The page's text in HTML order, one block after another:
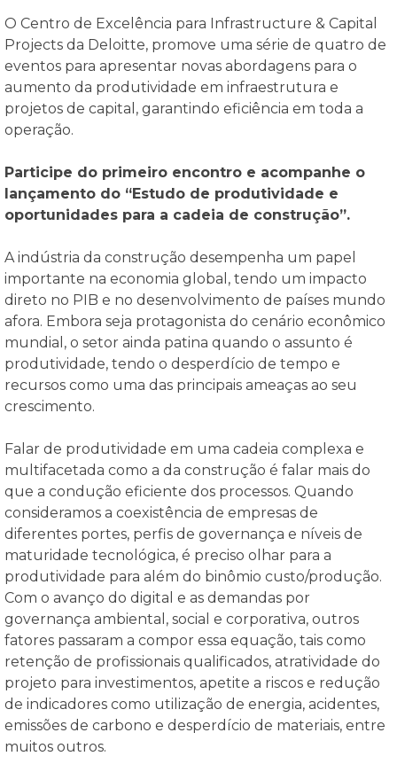
O Centro de Excelência para Infrastructure & Capital
Projects da Deloitte, promove uma série de quatro de
eventos para apresentar novas abordagens para o
aumento da produtividade em infraestrutura e
projetos de capital, garantindo eficiência em toda a
operação.
Participe do primeiro encontro e acompanhe o
lançamento do “Estudo de produtividade e
oportunidades para a cadeia de construção”.
A indústria da construção desempenha um papel
importante na economia global, tendo um impacto
direto no PIB e no desenvolvimento de países mundo
afora. Embora seja protagonista do cenário econômico
mundial, o setor ainda patina quando o assunto é
produtividade, tendo o desperdício de tempo e
recursos como uma das principais ameaças ao seu
crescimento.
Falar de produtividade em uma cadeia complexa e
multifacetada como a da construção é falar mais do
que a condução eficiente dos processos. Quando
consideramos a coexistência de empresas de
diferentes portes, perfis de governança e níveis de
maturidade tecnológica, é preciso olhar para a
produtividade para além do binômio custo/produção.
Com o avanço do digital e as demandas por
governança ambiental, social e corporativa, outros
fatores passaram a compor essa equação, tais como
retenção de profissionais qualificados, atratividade do
projeto para investimentos, apetite a riscos e redução
de indicadores como utilização de energia, acidentes,
emissões de carbono e desperdício de materiais, entre
muitos outros.